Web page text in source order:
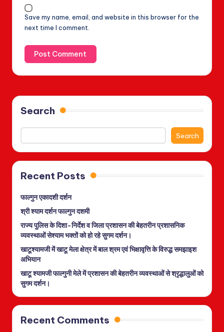
Save my name, email, and website in this browser for the
next time I comment.
Search
Search
Recent Posts
फाल्गुन एकादशी दर्शन
श्री श्याम दर्शन फाल्गुन दशमी
राज्य पुलिस के दिशा-निर्देश व जिला प्रशासन की बेहतरीन प्रशासनिक
व्यवस्थाओं सेश्याम भक्तों को हो रहे सुगम दर्शन।
खाटूश्यामजी में खाटू मेला क्षेत्र में बाल श्रम एवं भिक्षावृत्ति के विरुद्ध समझाइश
अभियान
खाटू श्यामजी फाल्गुनी मेले में प्रशासन की बेहतरीन व्यवस्थाओं से श्रृद्धालुओं को
सुगम दर्शन।
Recent Comments